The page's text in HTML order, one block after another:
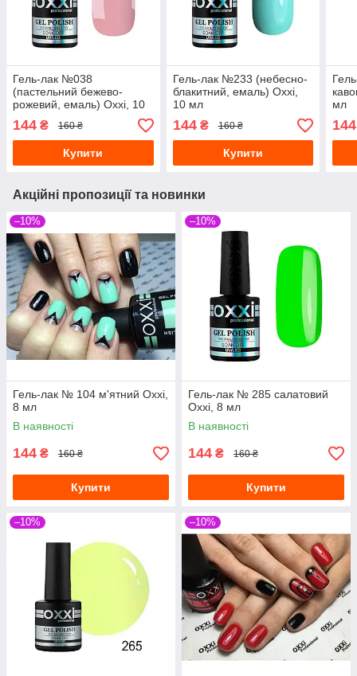
Гель-лак №038
(пастельний бежево-
рожевий, емаль) Oxxi, 10
мл
144 ₴ 160 ₴
Купити
Гель-лак №233 (небесно-
блакитний, емаль) Oxxi,
10 мл
144₴ 160 ₴
Купити
мл
144
Акційні пропозиції та новинки
–10%
Гель-лак № 104 м'ятний Oxxi,
8 мл
В наявності
144 ₴ 160 ₴
Купити
–10%
Гель-лак № 285 салатовий
Oxxi, 8 мл
В наявності
144 ₴ 160 ₴
Купити
–10% –10%